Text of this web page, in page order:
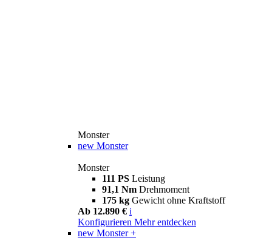
Monster
new Monster
Monster
111 PS Leistung
91,1 Nm Drehmoment
175 kg Gewicht ohne Kraftstoff
Ab 12.890 € i
Konfigurieren Mehr entdecken
new Monster +